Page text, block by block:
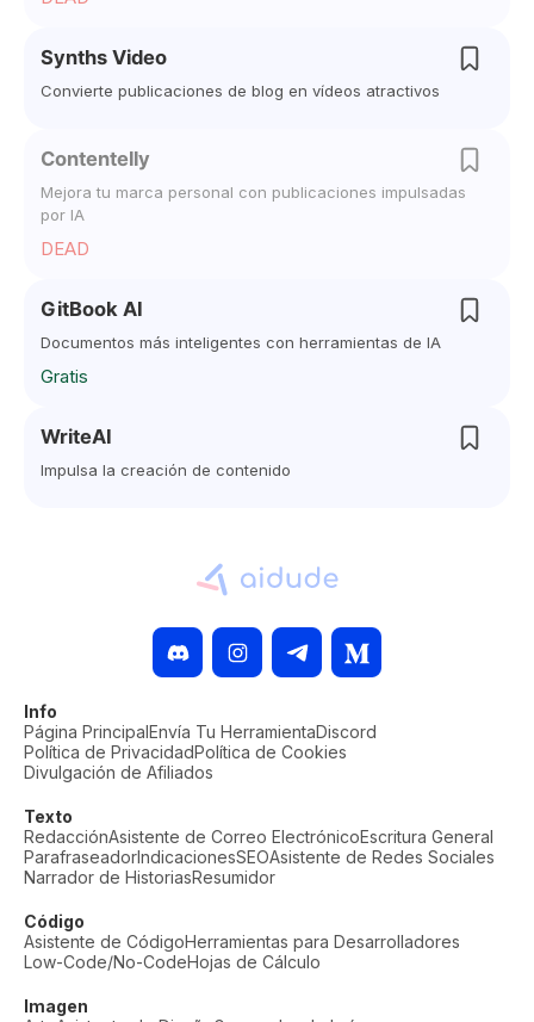
Synths Video
Convierte publicaciones de blog en vídeos atractivos
Contentelly
Mejora tu marca personal con publicaciones impulsadas
por IA
DEAD
GitBook AI
Documentos más inteligentes con herramientas de IA
Gratis
WriteAI
Impulsa la creación de contenido
Info
Página PrincipalEnvía Tu HerramientaDiscord
Política de PrivacidadPolítica de Cookies
Divulgación de Afiliados
Texto
RedacciónAsistente de Correo ElectrónicoEscritura General
ParafraseadorIndicacionesSEOAsistente de Redes Sociales
Narrador de HistoriasResumidor
Código
Asistente de CódigoHerramientas para Desarrolladores
Low-Code/No-CodeHojas de Cálculo
Imagen